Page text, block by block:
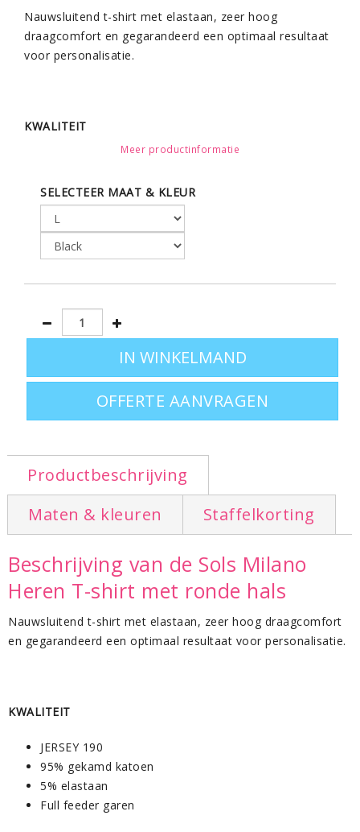
Nauwsluitend t-shirt met elastaan, zeer hoog
draagcomfort en gegarandeerd een optimaal resultaat
voor personalisatie.
KWALITEIT
5% elastaan
Full feeder garen
STIJL
KLASSIEK
getailleerde snit
met een bijkraag
met zijnaad
S M L XL
XXL
66/46
68/49 70/52 72/55
Om terug te gaan naar het totale overzicht t-shirts gaat
u naar de pagina:t-shirts bedrukken.
Meer productinformatie
SELECTEER MAAT & KLEUR
OFFERTE AANVRAGEN
Productbeschrijving
Maten & kleuren
Staffelkorting
Beschrijving van de Sols Milano
Heren T-shirt met ronde hals
Nauwsluitend t-shirt met elastaan, zeer hoog draagcomfort
en gegarandeerd een optimaal resultaat voor personalisatie.
KWALITEIT
JERSEY 190
95% gekamd katoen
5% elastaan
Full feeder garen